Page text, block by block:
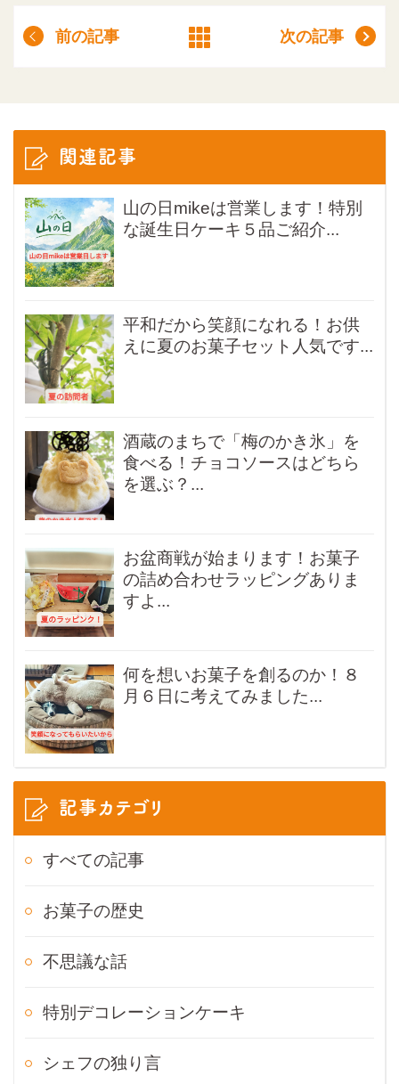
前の記事 次の記事
関連記事
山の日mikeは営業します！特別
な誕生日ケーキ５品ご紹介...
平和だから笑顔になれる！お供
えに夏のお菓子セット人気です...
酒蔵のまちで「梅のかき氷」を
食べる！チョコソースはどちら
を選ぶ？...
お盆商戦が始まります！お菓子
の詰め合わせラッピングありま
すよ...
何を想いお菓子を創るのか！８
月６日に考えてみました...
記事カテゴリ
すべての記事
お菓子の歴史
不思議な話
特別デコレーションケーキ
シェフの独り言